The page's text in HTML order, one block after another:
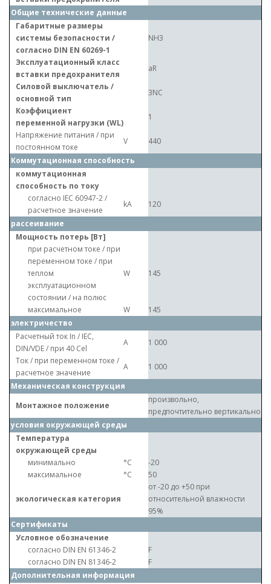
Общие технические данные
Габаритные размеры
системы безопасности /
согласно DIN EN 60269-1
NH3
Эксплуатационный класс
вставки предохранителя
aR
Силовой выключатель /
основной тип
3NC
Коэффициент
переменной нагрузки (WL)
1
Напряжение питания / при
постоянном токе
V
440
Коммутационная способность
коммутационная
способность по току
согласно IEC 60947-2 /
расчетное значение
kA
120
рассеивание
Мощность потерь [Вт]
при расчетном токе / при
переменном токе / при
теплом
эксплуатационном
состоянии / на полюс
W 145
максимальное W
145
электричество
Расчетный ток In / IEC,
DIN/VDE / при 40 Cel
A
1 000
Ток / при переменном токе /
расчетное значение
A
1 000
Механическая конструкция
Монтажное положение
произвольно,
предпочтительно вертикально
условия окружающей среды
Температура
окружающей среды
минимально
°C
-20
максимальное
°C 50
экологическая категория
от -20 до +50 при
относительной влажности
95%
Сертификаты
Условное обозначение
согласно DIN EN 61346-2
F
согласно DIN EN 81346-2
F
Дополнительная информация